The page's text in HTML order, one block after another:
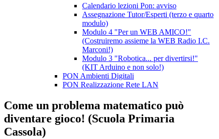
Calendario lezioni Pon: avviso
Assegnazione Tutor/Esperti (terzo e quarto
modulo)
Modulo 4 "Per un WEB AMICO!"
(Costruiremo assieme la WEB Radio I.C.
Marconi!)
Modulo 3 "Robotica... per divertirsi!"
(KIT Arduino e non solo!)
PON Ambienti Digitali
PON Realizzazione Rete LAN
Come un problema matematico può
diventare gioco! (Scuola Primaria
Cassola)